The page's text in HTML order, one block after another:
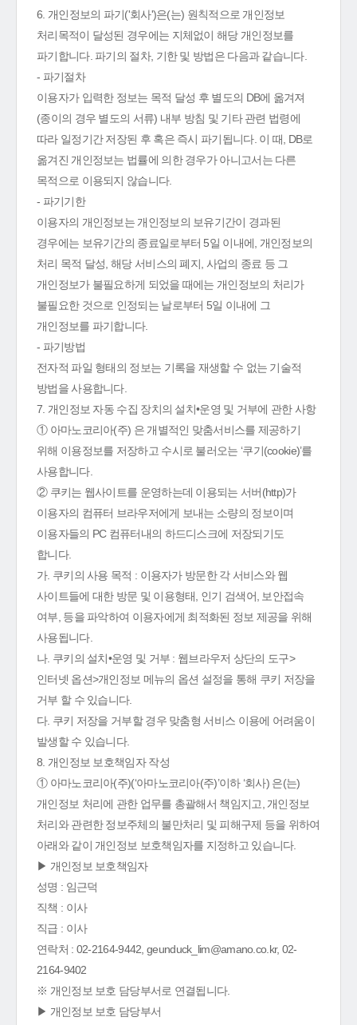
6. 개인정보의 파기('회사')은(는) 원칙적으로 개인정보
처리목적이 달성된 경우에는 지체없이 해당 개인정보를
파기합니다. 파기의 절차, 기한 및 방법은 다음과 같습니다.
- 파기절차
이용자가 입력한 정보는 목적 달성 후 별도의 DB에 옮겨져
(종이의 경우 별도의 서류) 내부 방침 및 기타 관련 법령에
따라 일정기간 저장된 후 혹은 즉시 파기됩니다. 이 때, DB로
옮겨진 개인정보는 법률에 의한 경우가 아니고서는 다른
목적으로 이용되지 않습니다.
- 파기기한
이용자의 개인정보는 개인정보의 보유기간이 경과된
경우에는 보유기간의 종료일로부터 5일 이내에, 개인정보의
처리 목적 달성, 해당 서비스의 폐지, 사업의 종료 등 그
개인정보가 불필요하게 되었을 때에는 개인정보의 처리가
불필요한 것으로 인정되는 날로부터 5일 이내에 그
개인정보를 파기합니다.
- 파기방법
전자적 파일 형태의 정보는 기록을 재생할 수 없는 기술적
방법을 사용합니다.
7. 개인정보 자동 수집 장치의 설치•운영 및 거부에 관한 사항
① 아마노코리아(주) 은 개별적인 맞춤서비스를 제공하기
위해 이용정보를 저장하고 수시로 불러오는 ‘쿠기(cookie)’를
사용합니다.
② 쿠키는 웹사이트를 운영하는데 이용되는 서버(http)가
이용자의 컴퓨터 브라우저에게 보내는 소량의 정보이며
이용자들의 PC 컴퓨터내의 하드디스크에 저장되기도
합니다.
가. 쿠키의 사용 목적 : 이용자가 방문한 각 서비스와 웹
사이트들에 대한 방문 및 이용형태, 인기 검색어, 보안접속
여부, 등을 파악하여 이용자에게 최적화된 정보 제공을 위해
사용됩니다.
나. 쿠키의 설치•운영 및 거부 : 웹브라우저 상단의 도구>
인터넷 옵션>개인정보 메뉴의 옵션 설정을 통해 쿠키 저장을
거부 할 수 있습니다.
다. 쿠키 저장을 거부할 경우 맞춤형 서비스 이용에 어려움이
발생할 수 있습니다.
8. 개인정보 보호책임자 작성
① 아마노코리아(주)(‘아마노코리아(주)’이하 ‘회사) 은(는)
개인정보 처리에 관한 업무를 총괄해서 책임지고, 개인정보
처리와 관련한 정보주체의 불만처리 및 피해구제 등을 위하여
아래와 같이 개인정보 보호책임자를 지정하고 있습니다.
▶ 개인정보 보호책임자
성명 : 임근덕
직책 : 이사
직급 : 이사
연락처 : 02-2164-9442, geunduck_lim@amano.co.kr, 02-
2164-9402
※ 개인정보 보호 담당부서로 연결됩니다.
▶ 개인정보 보호 담당부서